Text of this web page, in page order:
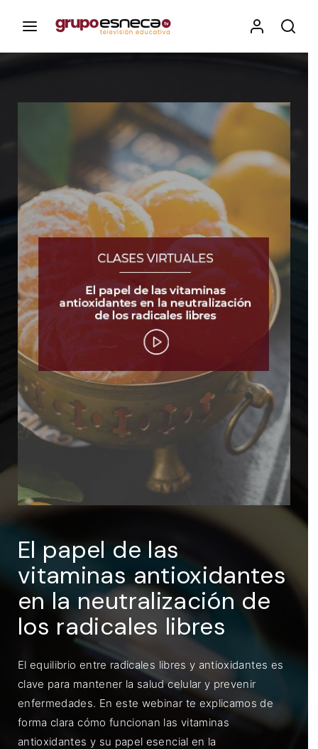
El papel de las
vitaminas antioxidantes
en la neutralización de
los radicales libres
El equilibrio entre radicales libres y antioxidantes es
clave para mantener la salud celular y prevenir
enfermedades. En este webinar te explicamos de
forma clara cómo funcionan las vitaminas
antioxidantes y su papel esencial en la
Esneca TV
Iniciar Sesión
Para iniciar sesión debes introducir el
mismo usuario y contraseña que utilizas
para acceder al campus virtual:
https://elcampusonline.com
Dirección de correo electrónico
ENTRAR